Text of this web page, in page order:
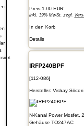
Preis 1.00 EUR
inkl. 19% MwSt. zzgl.
In den Korb
Details
IRFP240BPF
[112-086]
Hersteller: Vishay
N-Kanal Power Mosfet,
Gehäuse TO247AC